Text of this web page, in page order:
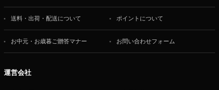
送料・出荷・配送について ポイントについて
お中元・お歳暮ご贈答マナー お問い合わせフォーム
運営会社